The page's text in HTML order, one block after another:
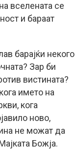
вселената се
и бараат
барајќи некого
Зар би
вистината?
името на
кога
ново,
не можат да
Божја.